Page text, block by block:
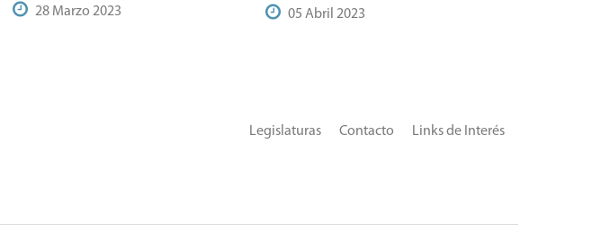
28 Marzo 2023
05 Abril 2023
Links de Interés
Contacto
Legislaturas